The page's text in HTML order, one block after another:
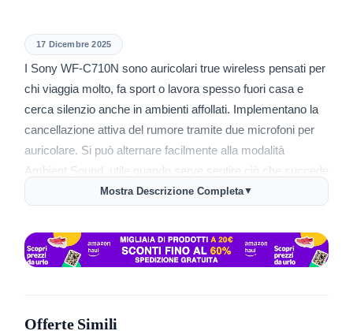
17 Dicembre 2025
I Sony WF-C710N sono auricolari true wireless pensati per
chi viaggia molto, fa sport o lavora spesso fuori casa e
cerca silenzio anche in ambienti affollati. Implementano la
cancellazione attiva del rumore tramite due microfoni per
auricolare. Si può alternare facilmente alla modalità
Ambient Sound, utile quando serve sentire ciò che succede
intorno. Il design in-ear è leggero, resistente a schizzi
gestiscono musica, chiamate e volume da entrambe le
cuffie.
promette 1 ora di ascolto in 5 minuti. Presenti connessione
Mostra Descrizione Completa▼
Offerte Simili